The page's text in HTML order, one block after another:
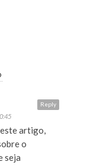
Reply
artigo,
o
seja